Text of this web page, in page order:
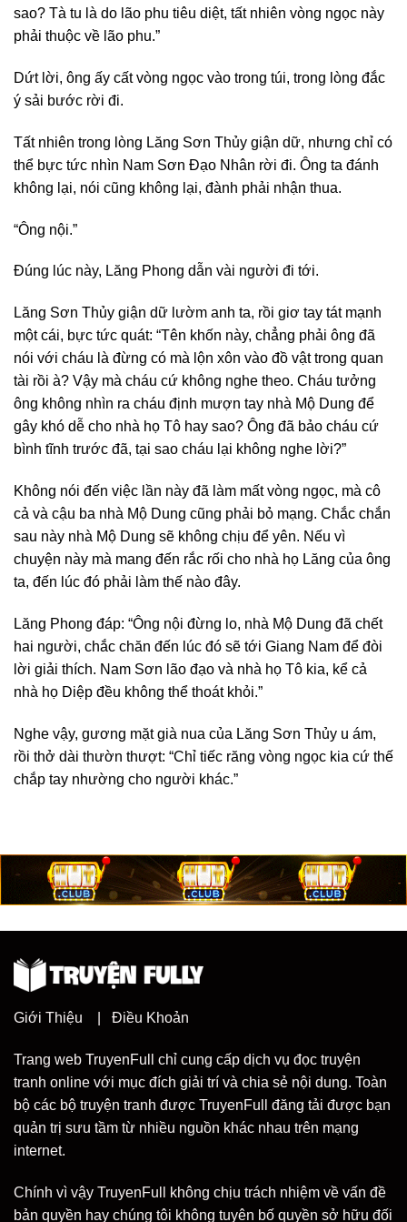
sao? Tà tu là do lão phu tiêu diệt, tất nhiên vòng ngọc này
phải thuộc về lão phu.”
Dứt lời, ông ấy cất vòng ngọc vào trong túi, trong lòng đắc
ý sải bước rời đi.
Tất nhiên trong lòng Lăng Sơn Thủy giận dữ, nhưng chỉ có
thể bực tức nhìn Nam Sơn Đạo Nhân rời đi. Ông ta đánh
không lại, nói cũng không lại, đành phải nhận thua.
“Ông nội.”
Đúng lúc này, Lăng Phong dẫn vài người đi tới.
Lăng Sơn Thủy giận dữ lườm anh ta, rồi giơ tay tát mạnh
một cái, bực tức quát: “Tên khốn này, chẳng phải ông đã
nói với cháu là đừng có mà lộn xôn vào đồ vật trong quan
tài rồi à? Vậy mà cháu cứ không nghe theo. Cháu tưởng
ông không nhìn ra cháu định mượn tay nhà Mộ Dung để
gây khó dễ cho nhà họ Tô hay sao? Ông đã bảo cháu cứ
bình tĩnh trước đã, tại sao cháu lại không nghe lời?”
Không nói đến việc lần này đã làm mất vòng ngọc, mà cô
cả và cậu ba nhà Mộ Dung cũng phải bỏ mạng. Chắc chắn
sau này nhà Mộ Dung sẽ không chịu để yên. Nếu vì
chuyện này mà mang đến rắc rối cho nhà họ Lăng của ông
ta, đến lúc đó phải làm thế nào đây.
Lăng Phong đáp: “Ông nội đừng lo, nhà Mộ Dung đã chết
hai người, chắc chăn đến lúc đó sẽ tới Giang Nam để đòi
lời giải thích. Nam Sơn lão đạo và nhà họ Tô kia, kể cả
nhà họ Diệp đều không thể thoát khỏi.”
Nghe vậy, gương mặt già nua của Lăng Sơn Thủy u ám,
rồi thở dài thườn thượt: “Chỉ tiếc răng vòng ngọc kia cứ thế
chắp tay nhường cho người khác.”
Giới Thiệu Điều Khoản
Trang web TruyenFull chỉ cung cấp dịch vụ đọc truyện
tranh online với mục đích giải trí và chia sẻ nội dung. Toàn
bộ các bộ truyện tranh được TruyenFull đăng tải được bạn
quản trị sưu tầm từ nhiều nguồn khác nhau trên mạng
internet.
Chính vì vậy TruyenFull không chịu trách nhiệm về vấn đề
bản quyền hay chúng tôi không tuyên bố quyền sở hữu đối